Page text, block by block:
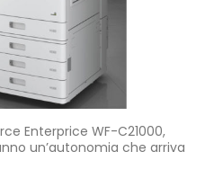
Enterprice WF-C21000,
un’autonomia che arriva